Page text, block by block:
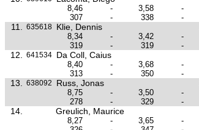
8,46 - 3,58 -
307
- 338 -
11. 635618 Klie, Dennis
8,34 - 3,42 -
319
- 319 -
12. 641534 Da Coll, Caius
8,40 - 3,68 -
313
- 350 -
13. 638092 Russ, Jonas
8,75 - 3,50 -
278
- 329 -
14. Greulich, Maurice
8,27 - 3,65 -